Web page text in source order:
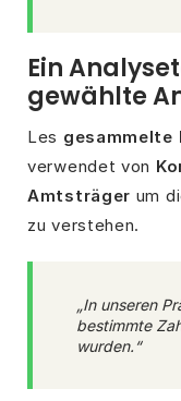
Ein
gewählte
Les gesammelte
verwendet von
Amtsträger um
zu verstehen.
„In unseren
bestimmte
wurden.“